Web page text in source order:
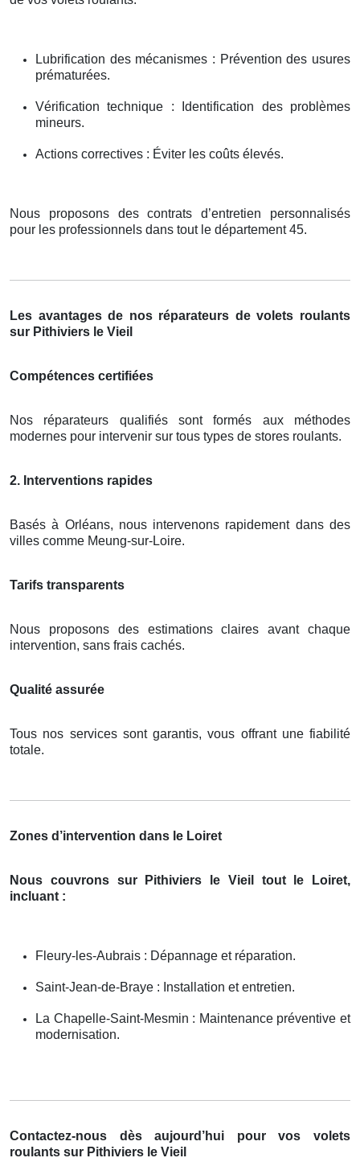
Lubrification des mécanismes : Prévention des usures
prématurées.
Vérification technique : Identification des problèmes
mineurs.
Actions correctives : Éviter les coûts élevés.
Nous proposons des contrats d’entretien personnalisés
pour les professionnels dans tout le département 45.
Les avantages de nos réparateurs de volets roulants
sur Pithiviers le Vieil
Compétences certifiées
Nos réparateurs qualifiés sont formés aux méthodes
modernes pour intervenir sur tous types de stores roulants.
2. Interventions rapides
Basés à Orléans, nous intervenons rapidement dans des
villes comme Meung-sur-Loire.
Tarifs transparents
Nous proposons des estimations claires avant chaque
intervention, sans frais cachés.
Qualité assurée
Tous nos services sont garantis, vous offrant une fiabilité
totale.
Zones d’intervention dans le Loiret
Nous couvrons sur Pithiviers le Vieil tout le Loiret,
incluant :
Fleury-les-Aubrais : Dépannage et réparation.
Saint-Jean-de-Braye : Installation et entretien.
La Chapelle-Saint-Mesmin : Maintenance préventive et
modernisation.
Contactez-nous dès aujourd’hui pour vos volets
roulants sur Pithiviers le Vieil